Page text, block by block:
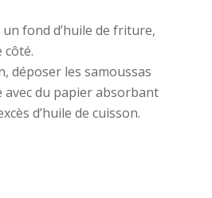
fond d’huile de friture,
côté.
déposer les samoussas
avec du papier absorbant
d’huile de cuisson.